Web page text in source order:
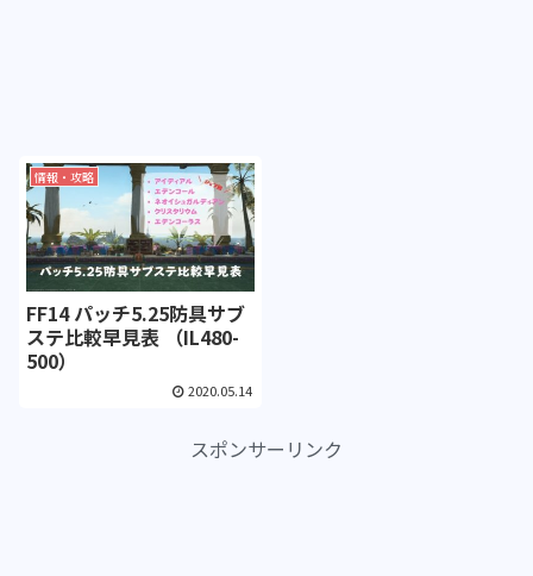
情報・攻略
FF14 パッチ5.25防具サブ
ステ比較早見表 （IL480-
500）
2020.05.14
スポンサーリンク